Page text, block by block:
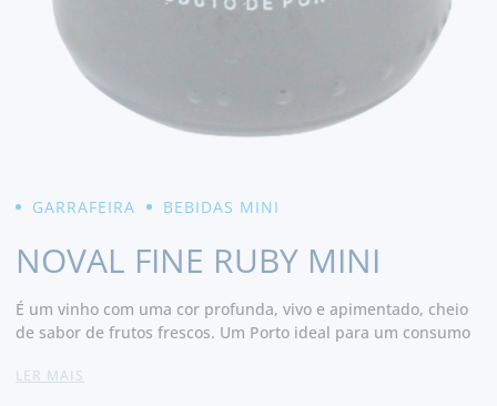
GARRAFEIRA BEBIDAS MINI
NOVAL FINE RUBY MINI
É um vinho com uma cor profunda, vivo e apimentado, cheio
de sabor de frutos frescos. Um Porto ideal para um consumo
caráter frutado e distintivo, que lembra cerejas selvagens. Na
LER MAIS